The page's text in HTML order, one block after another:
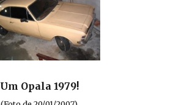
Um Opala 1979!